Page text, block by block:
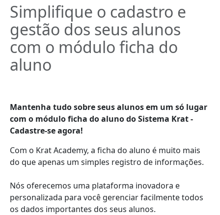
Simplifique o cadastro e
gestão dos seus alunos
com o módulo ficha do
aluno
Mantenha tudo sobre seus alunos em um só lugar
com o módulo ficha do aluno do Sistema Krat -
Cadastre-se agora!
Com o Krat Academy, a ficha do aluno é muito mais
do que apenas um simples registro de informações.
Nós oferecemos uma plataforma inovadora e
personalizada para você gerenciar facilmente todos
os dados importantes dos seus alunos.